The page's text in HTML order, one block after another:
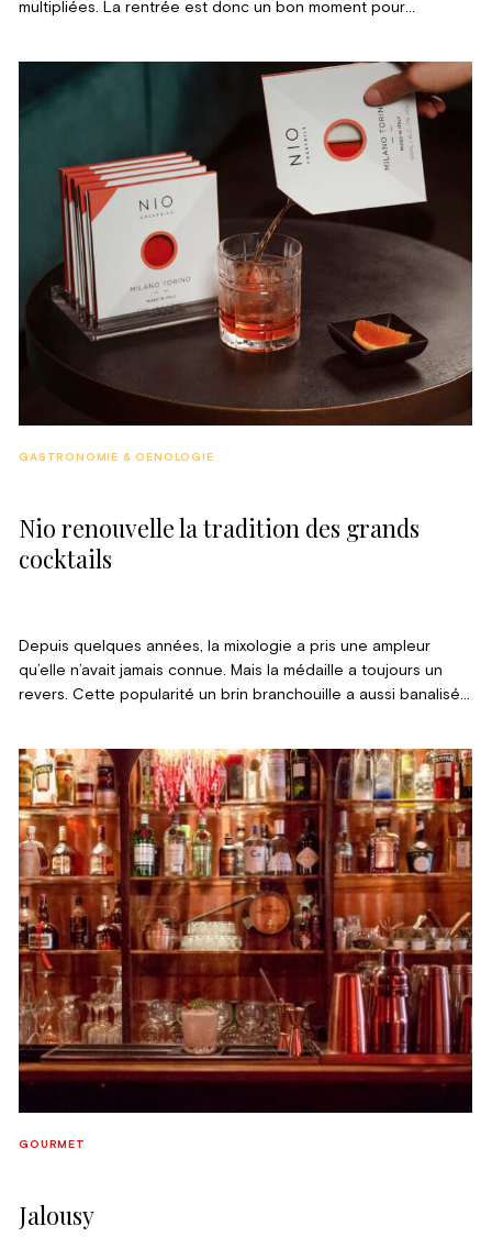
multipliées. La rentrée est donc un bon moment pour
apparition pour le plus grand bonheur des gourmets.
Nio renouvelle la tradition des grands
cocktails
GASTRONOMIE & OENOLOGIE
Depuis quelques années, la mixologie a pris une ampleur
qu’elle n’avait jamais connue. Mais la médaille a toujours un
revers. Cette popularité un brin branchouille a aussi banalisé
extrêmement soignées avec les meilleurs ingrédients, Nio
propose une nouvelle expérience “ready-to-serve” avec des
goûts que l’on avait eu tort d’oublier !
Jalousy
GOURMET